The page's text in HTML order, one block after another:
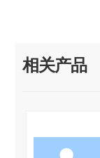
相关产品